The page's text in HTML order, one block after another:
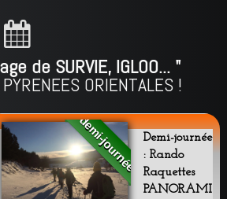
de SURVIE, IGLOO... "
ORIENTALES !
demi-journée Demi-journée
: Rando
Raquettes
PANORAMI